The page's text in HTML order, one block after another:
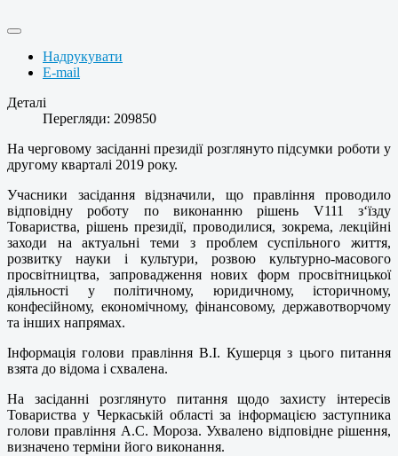
Надрукувати
E-mail
Деталі
Перегляди: 209850
На черговому засіданні президії розглянуто підсумки роботи у
другому кварталі 2019 року.
Учасники засідання відзначили, що правління проводило
відповідну роботу по виконанню рішень V111 з‘їзду
Товариства, рішень президії, проводилися, зокрема, лекційні
заходи на актуальні теми з проблем суспільного життя,
розвитку науки і культури, розвою культурно-масового
просвітництва, запровадження нових форм просвітницької
діяльності у політичному, юридичному, історичному,
конфесійному, економічному, фінансовому, державотворчому
та інших напрямах.
Інформація голови правління В.І. Кушерця з цього питання
взята до відома і схвалена.
На засіданні розглянуто питання щодо захисту інтересів
Товариства у Черкаській області за інформацією заступника
голови правління А.С. Мороза. Ухвалено відповідне рішення,
визначено терміни його виконання.